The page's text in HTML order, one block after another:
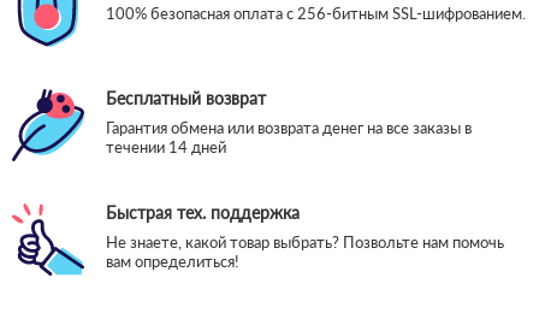
100% безопасная оплата с 256-битным SSL-шифрованием.
Бесплатный возврат
Гарантия обмена или возврата денег на все заказы в
течении 14 дней
Быстрая тех. поддержка
Не знаете, какой товар выбрать? Позвольте нам помочь
вам определиться!